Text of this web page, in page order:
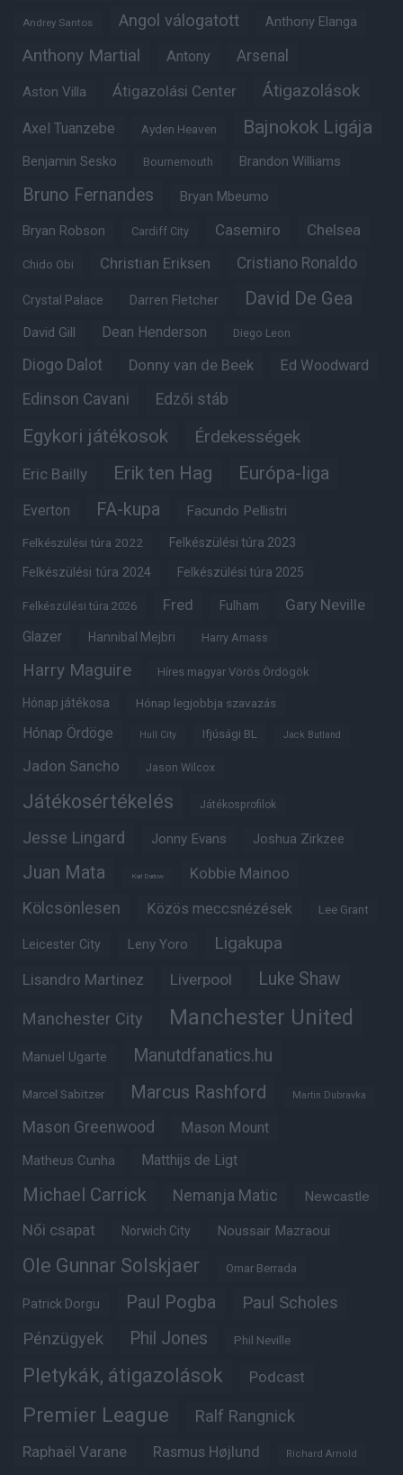
Andrey Santos Angol válogatott Anthony Elanga
Anthony Martial Antony Arsenal
Aston Villa Átigazolási Center Átigazolások
Axel Tuanzebe Ayden Heaven Bajnokok Ligája
Benjamin Sesko Bournemouth Brandon Williams
Bruno Fernandes Bryan Mbeumo
Bryan Robson Cardiff City Casemiro Chelsea
Chido Obi Christian Eriksen Cristiano Ronaldo
Crystal Palace Darren Fletcher David De Gea
David Gill Dean Henderson Diego Leon
Diogo Dalot Donny van de Beek Ed Woodward
Edinson Cavani Edzői stáb
Egykori játékosok Érdekességek
Eric Bailly Erik ten Hag Európa-liga
Everton FA-kupa Facundo Pellistri
Felkészülési túra 2022 Felkészülési túra 2023
Felkészülési túra 2024 Felkészülési túra 2025
Felkészülési túra 2026 Fred Fulham Gary Neville
Glazer Hannibal Mejbri Harry Amass
Harry Maguire Híres magyar Vörös Ördögök
Hónap játékosa Hónap legjobbja szavazás
Hónap Ördöge Hull City Ifjúsági BL Jack Butland
Jadon Sancho Jason Wilcox
Játékosértékelés Játékosprofilok
Jesse Lingard Jonny Evans Joshua Zirkzee
Juan Mata Karl Darlow Kobbie Mainoo
Kölcsönlesen Közös meccsnézések Lee Grant
Leicester City Leny Yoro Ligakupa
Lisandro Martinez Liverpool Luke Shaw
Manchester City Manchester United
Manuel Ugarte Manutdfanatics.hu
Marcel Sabitzer Marcus Rashford Martin Dubravka
Mason Greenwood Mason Mount
Matheus Cunha Matthijs de Ligt
Michael Carrick Nemanja Matic Newcastle
Női csapat Norwich City Noussair Mazraoui
Ole Gunnar Solskjaer Omar Berrada
Patrick Dorgu Paul Pogba Paul Scholes
Pénzügyek Phil Jones Phil Neville
Pletykák, átigazolások Podcast
Premier League Ralf Rangnick
Raphaël Varane Rasmus Højlund Richard Arnold